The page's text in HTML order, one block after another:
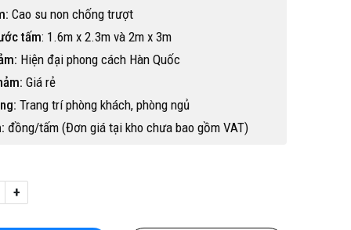
Cao su non chống trượt
tấm: 1.6m x 2.3m và 2m x 3m
Hiện đại phong cách Hàn Quốc
Giá rẻ
Trang trí phòng khách, phòng ngủ
đồng/tấm (Đơn giá tại kho chưa bao gồm VAT)
+